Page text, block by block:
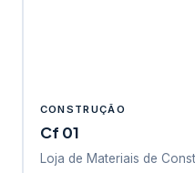
CONSTRUÇÃO
Cf 01
Loja de Materiais de